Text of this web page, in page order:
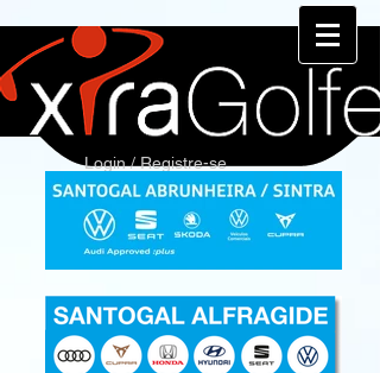
Login / Registre-se